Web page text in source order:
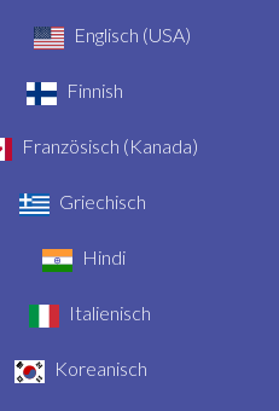
Englisch (USA)
Finnish
Französisch (Kanada)
Griechisch
Hindi
Italienisch
Koreanisch